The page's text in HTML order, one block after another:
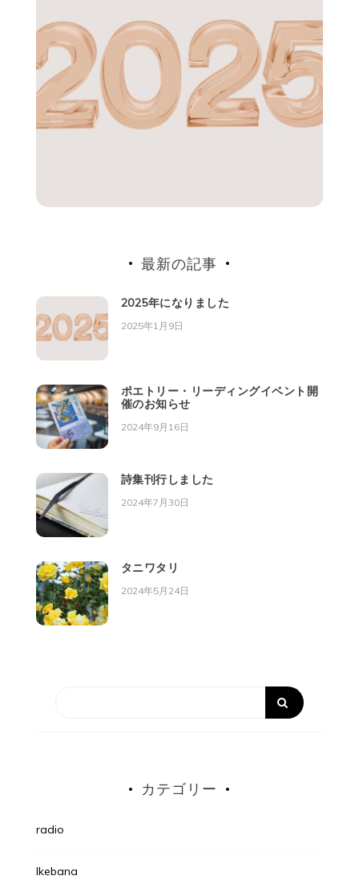
最新の記事
2025年になりました
2025年1月9日
ポエトリー・リーディングイベント開
催のお知らせ
2024年9月16日
詩集刊行しました
2024年7月30日
タニワタリ
2024年5月24日
カテゴリー
radio
Ikebana